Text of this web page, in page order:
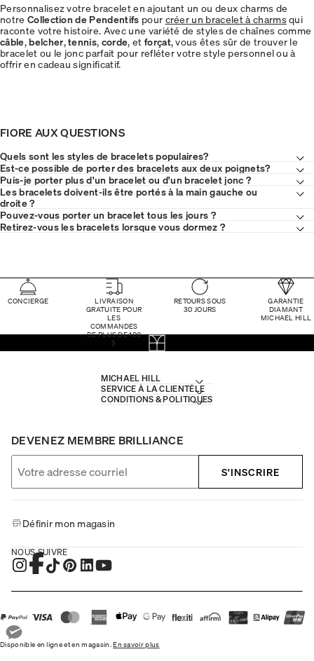
Personnalisez votre bracelet en ajoutant un ou deux charms de
notre Collection de Pendentifs pour créer un bracelet à charmsqui
raconte votre histoire. Avec une variété de styles de chaînes comme
câble,belcher,tennis, corde, et forçat, vous êtes sûr de trouver le
bracelet ou le jonc parfait pour refléter votre style personnel ou à
offrir en cadeau significatif.
FIORE AUX QUESTIONS
Quels sont les styles de bracelets populaires?
Est-ce possible de porter des bracelets aux deux poignets?
Puis-je porter plus d'un bracelet ou d'un bracelet jonc ?
Les bracelets doivent-ils être portés à la main gauche ou
droite ?
Pouvez-vous porter un bracelet tous les jours ?
Retirez-vous les bracelets lorsque vous dormez ?
CONCIERGE
LIVRAISON
GRATUITE POUR
LES
COMMANDES
DE PLUS DE 100
$
RETOURS SOUS
30 JOURS
GARANTIE
DIAMANT
MICHAEL HILL
MICHAEL HILL
SERVICE À LA CLIENTÈLE
CONDITIONS & POLITIQUES
DEVENEZ MEMBRE BRILLIANCE
S'INSCRIRE
Définir mon magasin
NOUS SUIVRE
Disponible en ligne et en magasin.En savoir plus